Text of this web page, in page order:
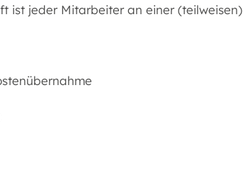
ist jeder Mitarbeiter an einer (teilweisen)